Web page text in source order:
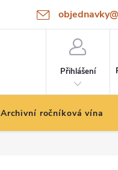
Přihlášení
Archivní ročníková vína